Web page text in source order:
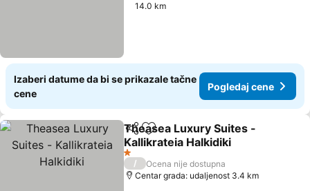
14.0 km
Izaberi datume da bi se prikazale tačne
cene
Pogledaj cene
Deli Dodati u favorite
Theasea Luxury Suites -
Kallikrateia Halkidiki
Pogledaj cene
1 Zvezdice
/
Ocena nije dostupna
Centar grada: udaljenost 3.4 km